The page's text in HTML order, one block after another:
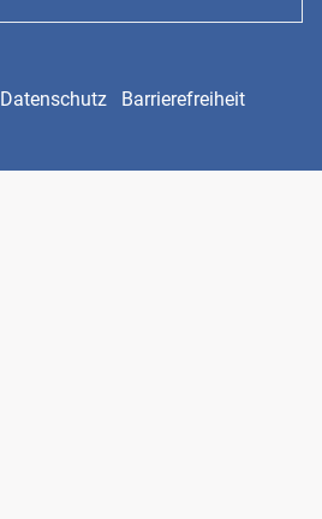
Datenschutz Barrierefreiheit